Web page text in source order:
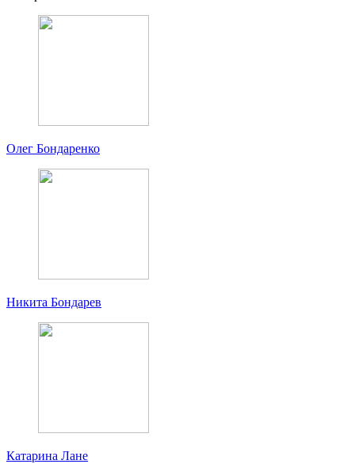
Олег Бондаренко
Никита Бондарев
Катарина Лане